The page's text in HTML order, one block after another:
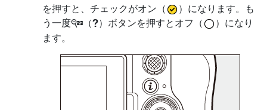
を押すと、チェックがオン（
）になります。も
う一度W （Q）ボタンを押すとオフ（
）になり
ます。